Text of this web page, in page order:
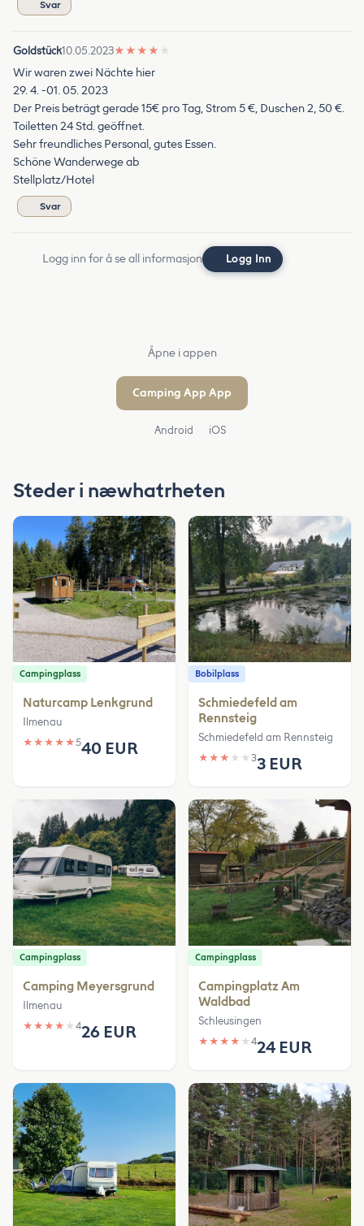
Svar
Goldstück10.05.2023★ ★ ★ ★ ★
Wir waren zwei Nächte hier
29. 4. -01. 05. 2023
Der Preis beträgt gerade 15€ pro Tag, Strom 5 €, Duschen 2, 50 €.
Toiletten 24 Std. geöffnet.
Sehr freundliches Personal, gutes Essen.
Schöne Wanderwege ab
Stellplatz/Hotel
Svar
Logg inn for å se all informasjon Logg Inn
Åpne i appen
Camping App App
Android iOS
Steder i næwhatrheten
Campingplass
Naturcamp Lenkgrund
Ilmenau
★ ★ ★ ★ ★540 EUR
Bobilplass
Schmiedefeld am
Rennsteig
Schmiedefeld am Rennsteig
★ ★ ★ ★ ★ 33 EUR
Campingplass
Camping Meyersgrund
Ilmenau
★ ★ ★ ★ ★ 426 EUR
Campingplass
Campingplatz Am
Waldbad
Schleusingen
★ ★ ★ ★ ★ 424 EUR